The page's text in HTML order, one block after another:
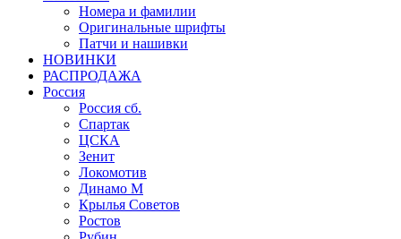
Номера и фамилии
Оригинальные шрифты
Патчи и нашивки
НОВИНКИ
РАСПРОДАЖА
Россия
Россия сб.
Спартак
ЦСКА
Зенит
Локомотив
Динамо М
Крылья Советов
Ростов